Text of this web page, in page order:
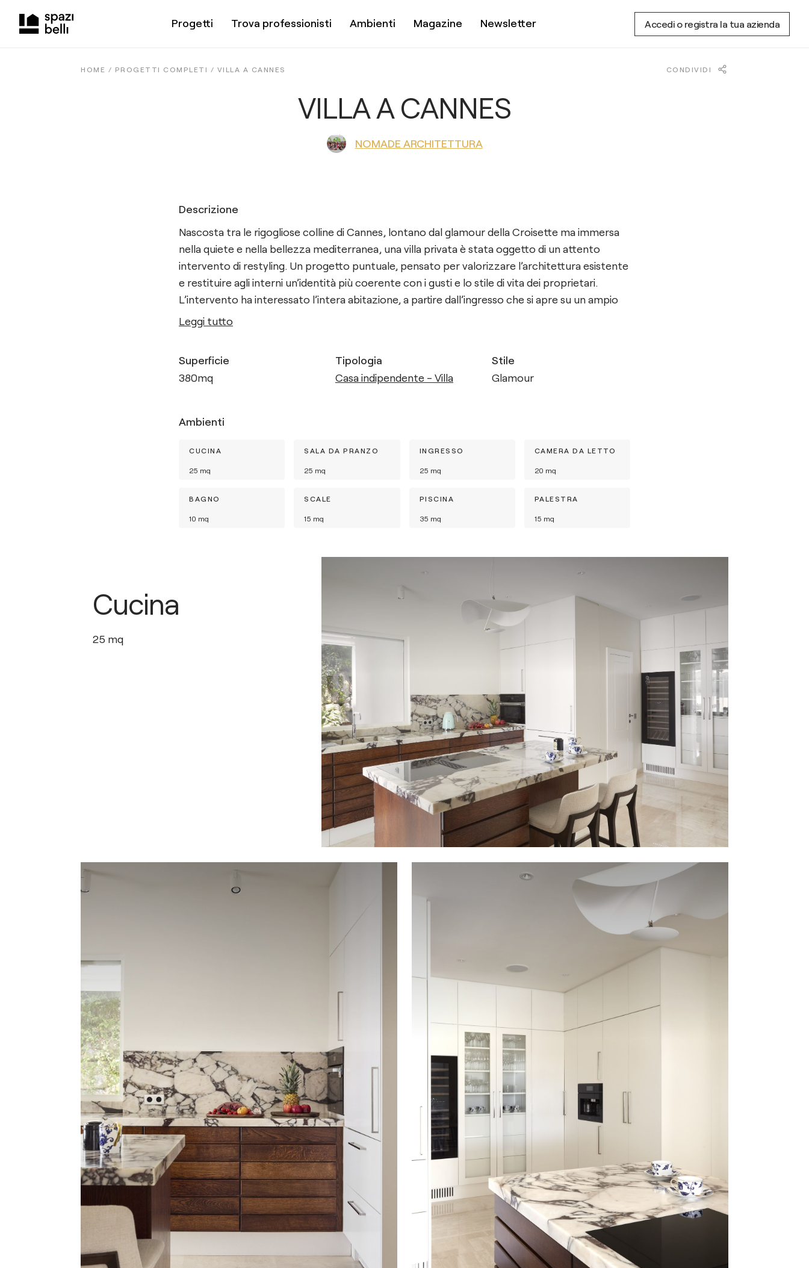
Progetti Trova professionisti Ambienti Magazine Newsletter Accedi o registra la tua azienda
HOME / PROGETTI COMPLETI / VILLA A CANNES CONDIVIDI
VILLA A CANNES
NOMADE ARCHITETTURA
Descrizione
Nascosta tra le rigogliose colline di Cannes, lontano dal glamour della Croisette ma immersa
nella quiete e nella bellezza mediterranea, una villa privata è stata oggetto di un attento
intervento di restyling. Un progetto puntuale, pensato per valorizzare l’architettura esistente
e restituire agli interni un’identità più coerente con i gusti e lo stile di vita dei proprietari.
L’intervento ha interessato l’intera abitazione, a partire dall’ingresso che si apre su un ampio
Leggi tutto
Superficie
380mq
Tipologia
Casa indipendente - Villa
Stile
Glamour
Ambienti
CUCINA
25 mq
SALA DA PRANZO
25 mq
INGRESSO
25 mq
CAMERA DA LETTO
20 mq
BAGNO
10 mq
SCALE
15 mq
PISCINA
35 mq
PALESTRA
15 mq
Cucina
25 mq